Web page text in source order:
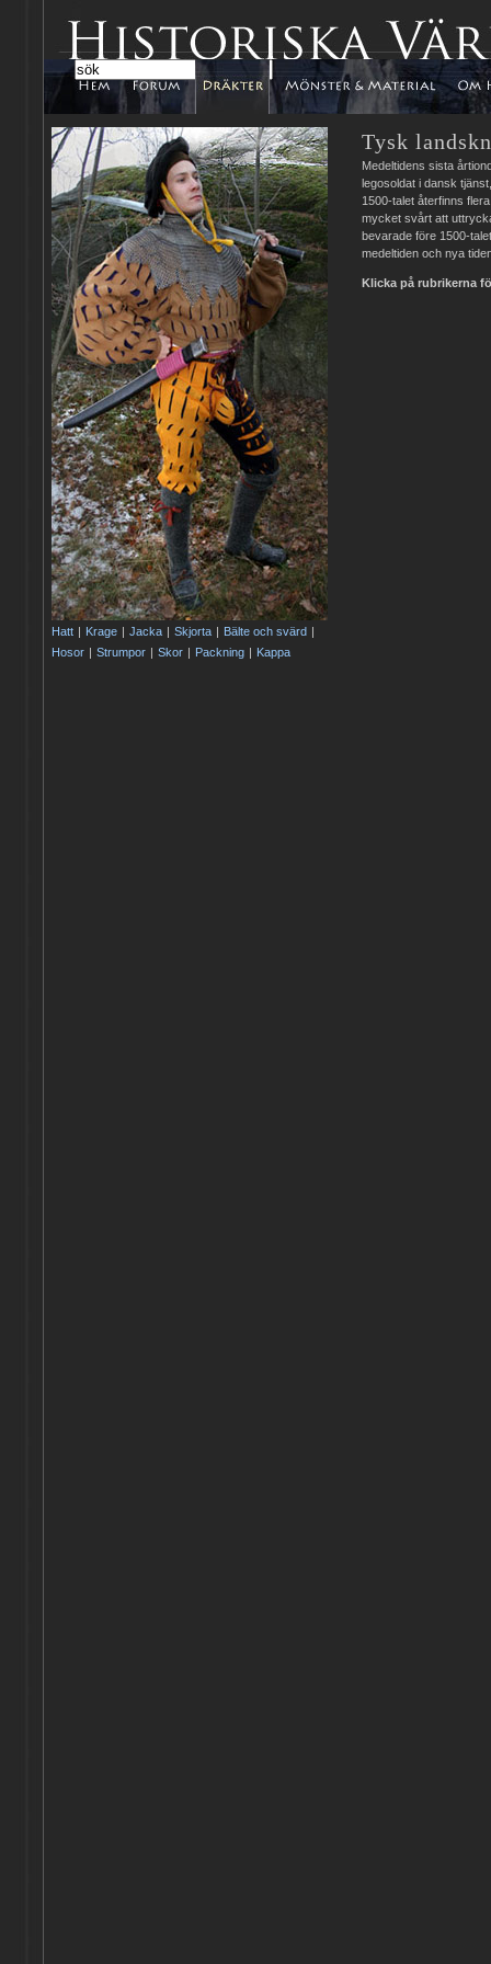
Hatt | Krage | Jacka | Skjorta | Bälte och svärd |
Hosor | Strumpor | Skor | Packning | Kappa
Tysk
Medeltidens sista
legosoldat i dansk
1500-talet återfinns
mycket svårt att
bevarade före 1500-
medeltiden och nya
Klicka på rubrikerna